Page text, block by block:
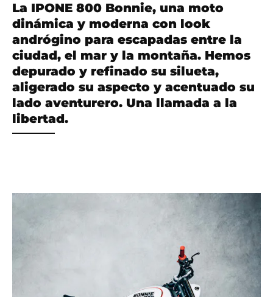
La IPONE 800 Bonnie, una moto
dinámica y moderna con look
andrógino para escapadas entre la
ciudad, el mar y la montaña. Hemos
depurado y refinado su silueta,
aligerado su aspecto y acentuado su
lado aventurero. Una llamada a la
libertad.